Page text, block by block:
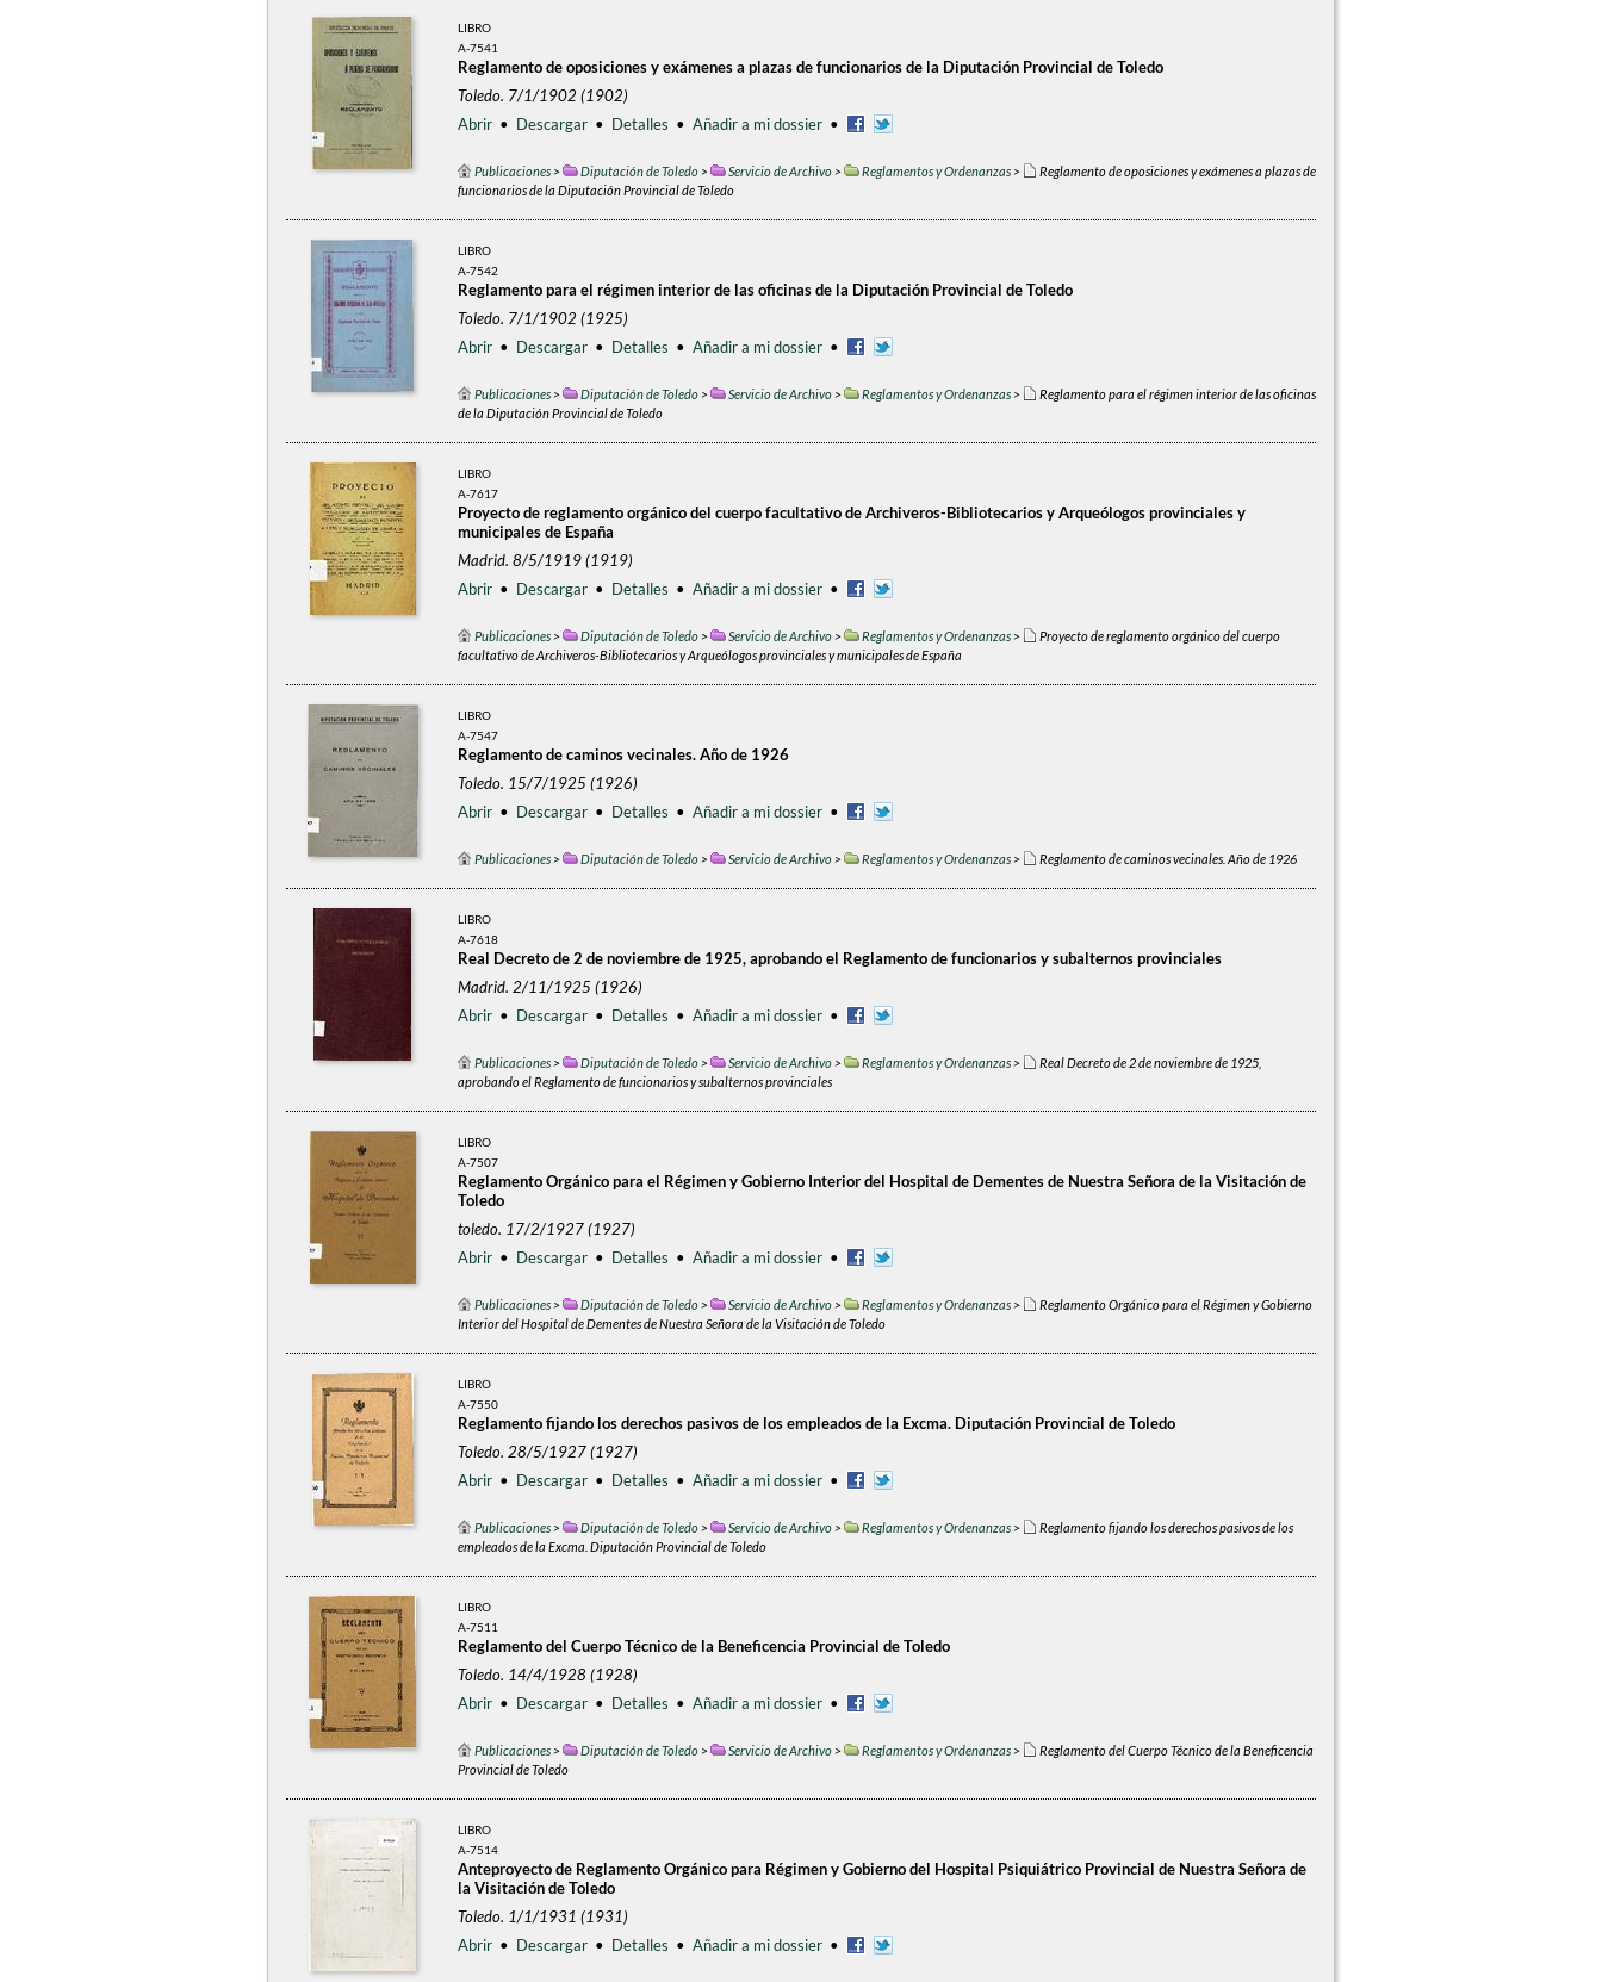
LIBRO
A-7541
Reglamento de oposiciones y exámenes a plazas de funcionarios de la Diputación Provincial de Toledo
Toledo. 7/1/1902 (1902)
Abrir • Descargar • Detalles • Añadir a mi dossier •
Publicaciones> Diputación de Toledo> Servicio de Archivo> Reglamentos y Ordenanzas>
Reglamento de oposiciones y exámenes a plazas de
funcionarios de la Diputación Provincial de Toledo
LIBRO
A-7542
Reglamento para el régimen interior de las oficinas de la Diputación Provincial de Toledo
Toledo. 7/1/1902 (1925)
Abrir • Descargar • Detalles • Añadir a mi dossier •
Publicaciones> Diputación de Toledo> Servicio de Archivo> Reglamentos y Ordenanzas>
Reglamento para el régimen interior de las oficinas
de la Diputación Provincial de Toledo
LIBRO
A-7617
Proyecto de reglamento orgánico del cuerpo facultativo de Archiveros-Bibliotecarios y Arqueólogos provinciales y
municipales de España
Madrid. 8/5/1919 (1919)
Abrir • Descargar • Detalles • Añadir a mi dossier •
Publicaciones> Diputación de Toledo> Servicio de Archivo> Reglamentos y Ordenanzas>
Proyecto de reglamento orgánico del cuerpo
facultativo de Archiveros-Bibliotecarios y Arqueólogos provinciales y municipales de España
LIBRO
A-7547
Reglamento de caminos vecinales. Año de 1926
Toledo. 15/7/1925 (1926)
Abrir • Descargar • Detalles • Añadir a mi dossier •
Publicaciones> Diputación de Toledo> Servicio de Archivo> Reglamentos y Ordenanzas> Reglamento de caminos vecinales. Año de 1926
LIBRO
A-7618
Real Decreto de 2 de noviembre de 1925, aprobando el Reglamento de funcionarios y subalternos provinciales
Madrid. 2/11/1925 (1926)
Abrir • Descargar • Detalles • Añadir a mi dossier •
Publicaciones> Diputación de Toledo> Servicio de Archivo> Reglamentos y Ordenanzas>
Real Decreto de 2 de noviembre de 1925,
aprobando el Reglamento de funcionarios y subalternos provinciales
LIBRO
A-7507
Reglamento Orgánico para el Régimen y Gobierno Interior del Hospital de Dementes de Nuestra Señora de la Visitación de
Toledo
toledo. 17/2/1927 (1927)
Abrir • Descargar • Detalles • Añadir a mi dossier •
Publicaciones> Diputación de Toledo> Servicio de Archivo> Reglamentos y Ordenanzas>
Reglamento Orgánico para el Régimen y Gobierno
Interior del Hospital de Dementes de Nuestra Señora de la Visitación de Toledo
LIBRO
A-7550
Reglamento fijando los derechos pasivos de los empleados de la Excma. Diputación Provincial de Toledo
Toledo. 28/5/1927 (1927)
Abrir • Descargar • Detalles • Añadir a mi dossier •
Publicaciones> Diputación de Toledo> Servicio de Archivo> Reglamentos y Ordenanzas>
Reglamento fijando los derechos pasivos de los
empleados de la Excma. Diputación Provincial de Toledo
LIBRO
A-7511
Reglamento del Cuerpo Técnico de la Beneficencia Provincial de Toledo
Toledo. 14/4/1928 (1928)
Abrir • Descargar • Detalles • Añadir a mi dossier •
Publicaciones> Diputación de Toledo> Servicio de Archivo> Reglamentos y Ordenanzas>
Reglamento del Cuerpo Técnico de la Beneficencia
Provincial de Toledo
LIBRO
A-7514
Anteproyecto de Reglamento Orgánico para Régimen y Gobierno del Hospital Psiquiátrico Provincial de Nuestra Señora de
la Visitación de Toledo
Toledo. 1/1/1931 (1931)
Abrir • Descargar • Detalles • Añadir a mi dossier •